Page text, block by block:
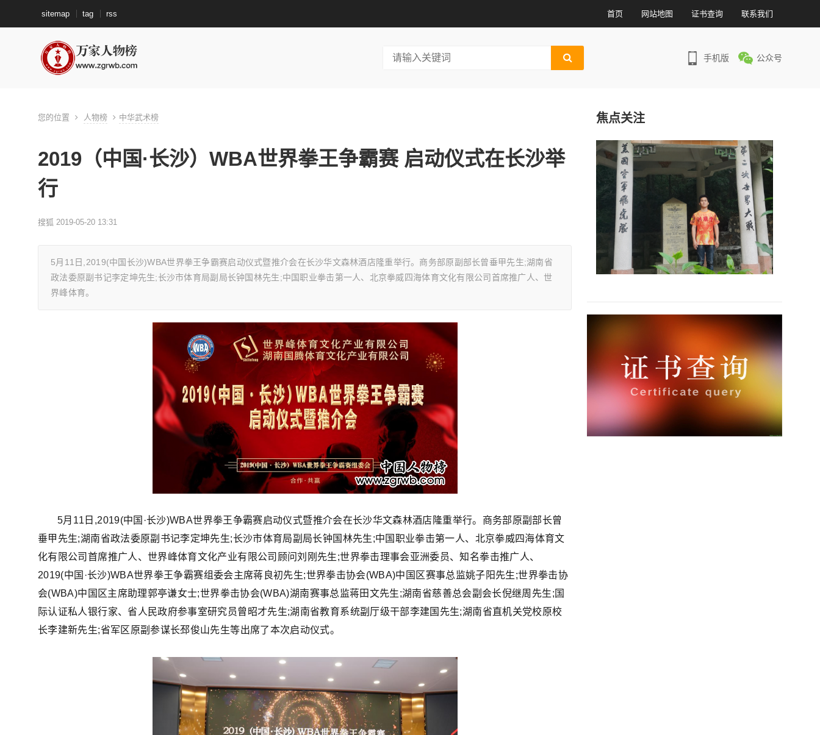
首页 网站地图 证书查询 联系我们
sitemap tag rss
手机版 公众号
您的位置 人物榜 中华武术榜
2019（中国·长沙）WBA世界拳王争霸赛 启动仪式在长沙举
行
搜狐 2019-05-20 13:31
5月11日,2019(中国长沙)WBA世界拳王争霸赛启动仪式暨推介会在长沙华文森林酒店隆重举行。商务部原副部长曾垂甲先生;湖南省
政法委原副书记李定坤先生;长沙市体育局副局长钟国林先生;中国职业拳击第一人、北京拳威四海体育文化有限公司首席推广人、世
界峰体育。
5月11日,2019(中国·长沙)WBA世界拳王争霸赛启动仪式暨推介会在长沙华文森林酒店隆重举行。商务部原副部长曾
垂甲先生;湖南省政法委原副书记李定坤先生;长沙市体育局副局长钟国林先生;中国职业拳击第一人、北京拳威四海体育文
化有限公司首席推广人、世界峰体育文化产业有限公司顾问刘刚先生;世界拳击理事会亚洲委员、知名拳击推广人、
2019(中国·长沙)WBA世界拳王争霸赛组委会主席蒋良初先生;世界拳击协会(WBA)中国区赛事总监姚子阳先生;世界拳击协
会(WBA)中国区主席助理郭亭谦女士;世界拳击协会(WBA)湖南赛事总监蒋田文先生;湖南省慈善总会副会长倪继周先生;国
际认证私人银行家、省人民政府参事室研究员曾昭才先生;湖南省教育系统副厅级干部李建国先生;湖南省直机关党校原校
长李建新先生;省军区原副参谋长邳俊山先生等出席了本次启动仪式。
焦点关注